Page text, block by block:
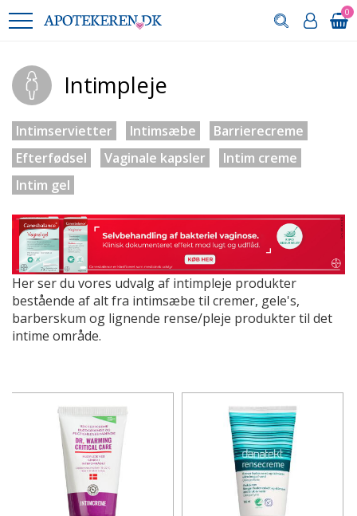
0
Intimpleje
Intimservietter Intimsæbe
Barrierecreme
Efterfødsel
Vaginale kapsler
Intim creme
Intim gel
Her ser du vores udvalg af intimpleje produkter
bestående af alt fra intimsæbe til cremer, gele's,
barberskum og lignende rense/pleje produkter til det
intime område.